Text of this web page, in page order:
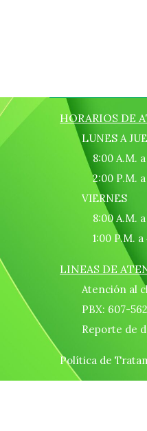
HORARIOS DE
LUNES A
8:00 A.M. a
2:00 P.M.
VIERNES
8:00 A.M. a
1:00 P.M.
LINEAS DE
Atención al
PBX: 607-
Reporte de
Política de